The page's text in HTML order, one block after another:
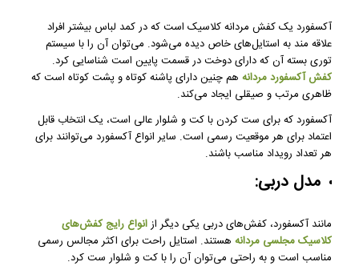
آکسفورد یک کفش مردانه کلاسیک است که در کمد لباس بیشتر افراد
علاقه مند به استایل‌های خاص دیده می‌شود. می‌توان آن را با سیستم
توری بسته آن که دارای دوخت در قسمت پایین است شناسایی کرد.
کفش آکسفورد مردانههم چنین دارای پاشنه کوتاه و پشت کوتاه است که
ظاهری مرتب و صیقلی ایجاد می‌کند.
آکسفورد که برای ست کردن با کت و شلوار عالی است، یک انتخاب قابل
اعتماد برای هر موقعیت رسمی است. سایر انواع آکسفورد می‌توانند برای
هر تعداد رویداد مناسب باشند.
مدل دربی:
مانند آکسفورد، کفش‌های دربی یکی دیگر ازانواع رایج کفش‌های
کلاسیک مجلسی مردانههستند. استایل راحت برای اکثر مجالس رسمی
مناسب است و به راحتی می‌توان آن را با کت و شلوار ست کرد.